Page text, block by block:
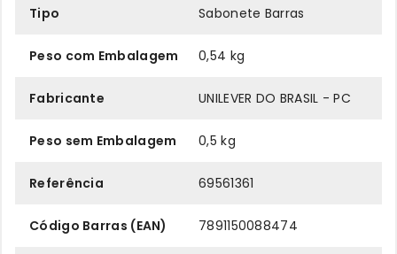
Tipo Sabonete Barras
Peso com Embalagem 0,54 kg
Fabricante UNILEVER DO BRASIL - PC
Peso sem Embalagem 0,5 kg
Referência 69561361
Código Barras (EAN) 7891150088474